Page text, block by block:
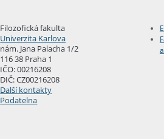
Filozofická fakulta
Univerzita Karlova
nám. Jana Palacha 1/2
116 38 Praha 1
IČO: 00216208
DIČ: CZ00216208
Další kontakty
Podatelna